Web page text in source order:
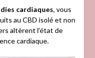
cardiaques, vous
au CBD isolé et non
altèrent l’état de
cardiaque.